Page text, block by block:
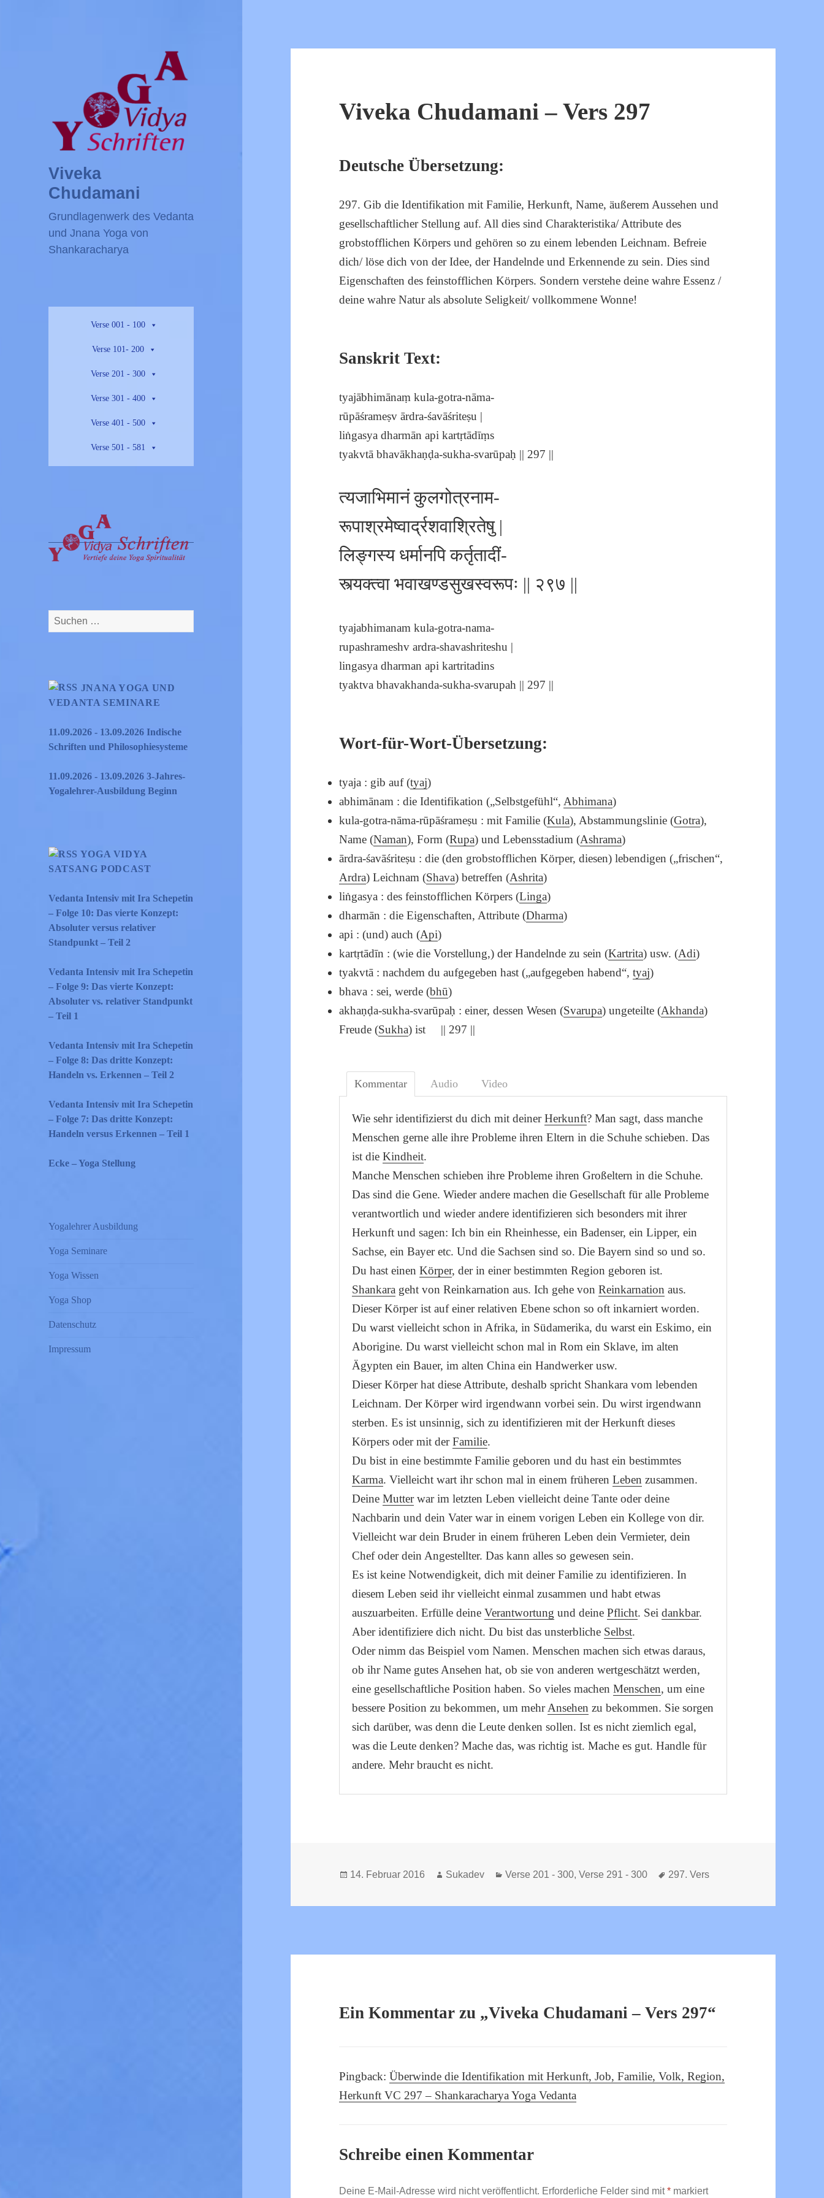
Viveka
Chudamani
Grundlagenwerk des Vedanta
und Jnana Yoga von
Shankaracharya
Verse 001 - 100
Verse 101- 200
Verse 201 - 300
Verse 301 - 400
Verse 401 - 500
Verse 501 - 581
Suchen
nach:
JNANA YOGA UND
VEDANTA SEMINARE
11.09.2026 - 13.09.2026 Indische
Schriften und Philosophiesysteme
11.09.2026 - 13.09.2026 3-Jahres-
Yogalehrer-Ausbildung Beginn
YOGA VIDYA
SATSANG PODCAST
Vedanta Intensiv mit Ira Schepetin
– Folge 10: Das vierte Konzept:
Absoluter versus relativer
Standpunkt – Teil 2
Vedanta Intensiv mit Ira Schepetin
– Folge 9: Das vierte Konzept:
Absoluter vs. relativer Standpunkt
– Teil 1
Vedanta Intensiv mit Ira Schepetin
– Folge 8: Das dritte Konzept:
Handeln vs. Erkennen – Teil 2
Vedanta Intensiv mit Ira Schepetin
– Folge 7: Das dritte Konzept:
Handeln versus Erkennen – Teil 1
Ecke – Yoga Stellung
Yogalehrer Ausbildung
Yoga Seminare
Yoga Wissen
Yoga Shop
Datenschutz
Impressum
Viveka Chudamani – Vers 297
Deutsche Übersetzung:
297. Gib die Identifikation mit Familie, Herkunft, Name, äußerem Aussehen und
gesellschaftlicher Stellung auf. All dies sind Charakteristika/ Attribute des
grobstofflichen Körpers und gehören so zu einem lebenden Leichnam. Befreie
dich/ löse dich von der Idee, der Handelnde und Erkennende zu sein. Dies sind
Eigenschaften des feinstofflichen Körpers. Sondern verstehe deine wahre Essenz /
deine wahre Natur als absolute Seligkeit/ vollkommene Wonne!
Sanskrit Text:
tyajābhimānaṃ kula-gotra-nāma-
rūpāśrameṣv ārdra-śavāśriteṣu |
liṅgasya dharmān api kartṛtādīṃs
tyakvtā bhavākhaṇḍa-sukha-svarūpaḥ || 297 ||
त्यजाभिमानं कुलगोत्रनाम-
रूपाश्रमेष्वार्द्रशवाश्रितेषु |
लिङ्गस्य धर्मानपि कर्तृतादीं-
स्त्यक्त्वा भवाखण्डसुखस्वरूपः || २९७ ||
tyajabhimanam kula-gotra-nama-
rupashrameshv ardra-shavashriteshu |
lingasya dharman api kartritadins
tyaktva bhavakhanda-sukha-svarupah || 297 ||
Wort-für-Wort-Übersetzung:
tyaja : gib auf (tyaj)
abhimānam : die Identifikation („Selbstgefühl“, Abhimana)
kula-gotra-nāma-rūpāśrameṣu : mit Familie (Kula), Abstammungslinie (Gotra),
Name (Naman), Form (Rupa) und Lebensstadium (Ashrama)
ārdra-śavāśriteṣu : die (den grobstofflichen Körper, diesen) lebendigen („frischen“,
Ardra) Leichnam (Shava) betreffen (Ashrita)
liṅgasya : des feinstofflichen Körpers (Linga)
dharmān : die Eigenschaften, Attribute (Dharma)
api : (und) auch (Api)
kartṛtādīn : (wie die Vorstellung,) der Handelnde zu sein (Kartrita) usw. (Adi)
tyakvtā : nachdem du aufgegeben hast („aufgegeben habend“,tyaj)
bhava : sei, werde (bhū)
akhaṇḍa-sukha-svarūpaḥ : einer, dessen Wesen (Svarupa) ungeteilte (Akhanda)
Freude (Sukha) ist || 297 ||
Kommentar Audio Video
Wie sehr identifizierst du dich mit deinerHerkunft? Man sagt, dass manche
Menschen gerne alle ihre Probleme ihren Eltern in die Schuhe schieben. Das
ist dieKindheit.
Manche Menschen schieben ihre Probleme ihren Großeltern in die Schuhe.
Das sind die Gene. Wieder andere machen die Gesellschaft für alle Probleme
verantwortlich und wieder andere identifizieren sich besonders mit ihrer
Herkunft und sagen: Ich bin ein Rheinhesse, ein Badenser, ein Lipper, ein
Sachse, ein Bayer etc. Und die Sachsen sind so. Die Bayern sind so und so.
Du hast einenKörper, der in einer bestimmten Region geboren ist.
Shankara geht von Reinkarnation aus. Ich gehe vonReinkarnation aus.
Dieser Körper ist auf einer relativen Ebene schon so oft inkarniert worden.
Du warst vielleicht schon in Afrika, in Südamerika, du warst ein Eskimo, ein
Aborigine. Du warst vielleicht schon mal in Rom ein Sklave, im alten
Ägypten ein Bauer, im alten China ein Handwerker usw.
Dieser Körper hat diese Attribute, deshalb spricht Shankara vom lebenden
Leichnam. Der Körper wird irgendwann vorbei sein. Du wirst irgendwann
sterben. Es ist unsinnig, sich zu identifizieren mit der Herkunft dieses
Körpers oder mit derFamilie.
Du bist in eine bestimmte Familie geboren und du hast ein bestimmtes
Karma. Vielleicht wart ihr schon mal in einem früherenLeben zusammen.
DeineMutterwar im letzten Leben vielleicht deine Tante oder deine
Nachbarin und dein Vater war in einem vorigen Leben ein Kollege von dir.
Vielleicht war dein Bruder in einem früheren Leben dein Vermieter, dein
Chef oder dein Angestellter. Das kann alles so gewesen sein.
Es ist keine Notwendigkeit, dich mit deiner Familie zu identifizieren. In
diesem Leben seid ihr vielleicht einmal zusammen und habt etwas
auszuarbeiten. Erfülle deineVerantwortung und deinePflicht. Seidankbar.
Aber identifiziere dich nicht. Du bist das unsterbliche Selbst.
Oder nimm das Beispiel vom Namen. Menschen machen sich etwas daraus,
ob ihr Name gutes Ansehen hat, ob sie von anderen wertgeschätzt werden,
eine gesellschaftliche Position haben. So vieles machenMenschen, um eine
bessere Position zu bekommen, um mehrAnsehen zu bekommen. Sie sorgen
sich darüber, was denn die Leute denken sollen. Ist es nicht ziemlich egal,
was die Leute denken? Mache das, was richtig ist. Mache es gut. Handle für
andere. Mehr braucht es nicht.
Veröffentlicht
14. Februar 2016 Autor
Sukadev Kategorien
Verse 201 - 300,Verse 291 - 300 Schlagwörter
297. Vers
Ein Kommentar zu „Viveka Chudamani – Vers 297“
Pingback:Überwinde die Identifikation mit Herkunft, Job, Familie, Volk, Region,
Herkunft VC 297 – Shankaracharya Yoga Vedanta
Schreibe einen Kommentar
Deine E-Mail-Adresse wird nicht veröffentlicht. Erforderliche Felder sind mit* markiert